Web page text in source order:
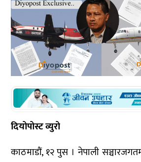
दियोपोस्ट व्युरो
काठमाडौं, १२ पुस । नेपाली